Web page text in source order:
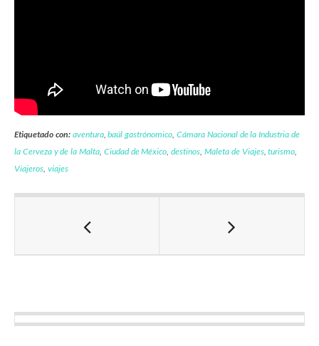
Etiquetado con: aventura,baúl gastrónomico ,Cámara Nacional de la Industria de
la Cerveza y de la Malta Ciudad de México ,destinos ,Maleta de Viajes,turismo
Viajeros viajes